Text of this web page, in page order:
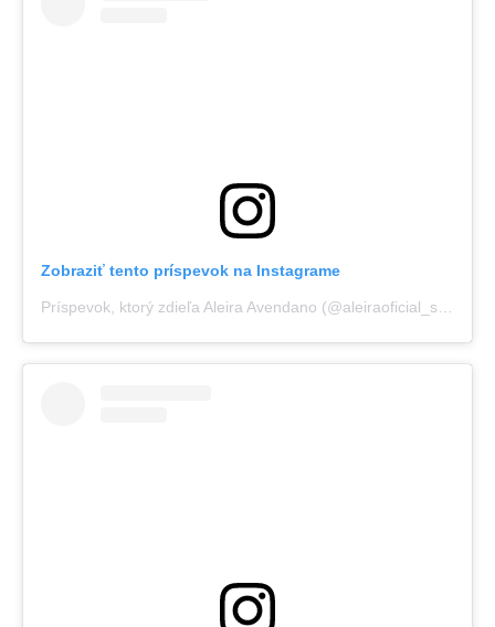
Zobraziť tento príspevok na Instagrame
Príspevok, ktorý zdieľa Aleira Avendano (@aleiraoficial_sexy)